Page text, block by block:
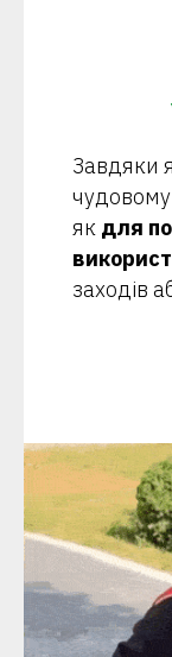
Завдяки
як для
заходів